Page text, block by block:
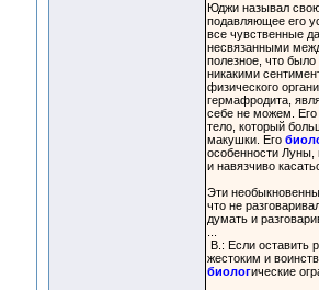
Юджи называл
подавляющее его
все чувственные
несвязанными
полезное, что
никакими
физического
гермафродита,
себе не можем. Его
тело, который
макушки. Его
особенности Луны,
и навязчиво
Эти
что не
думать и
В.: Если оставить
жестоким и
биологические